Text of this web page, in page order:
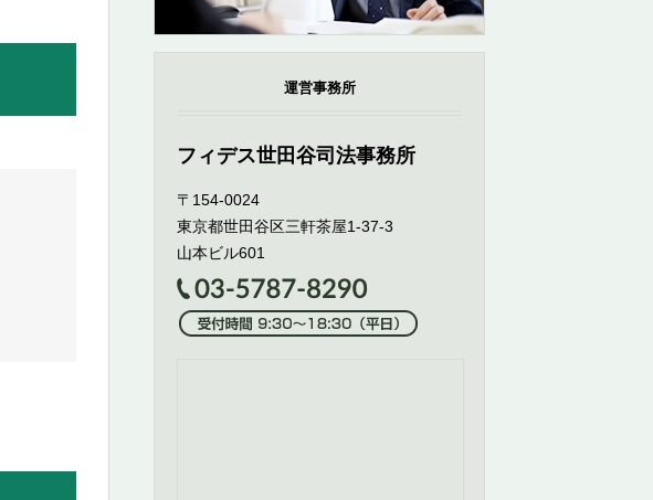
運営事務所
フィデス世田谷司法事務所
〒154-0024
東京都世田谷区三軒茶屋1-37-3
山本ビル601